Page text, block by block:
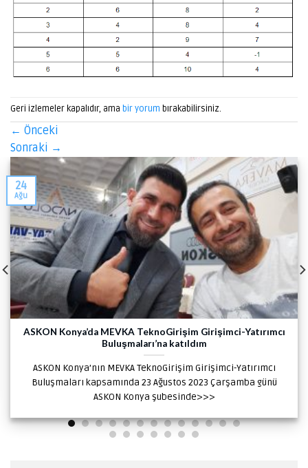
Geri izlemeler kapalıdır, ama bir yorum bırakabilirsiniz.
← Önceki
Sonraki →
ASKON Konya’da MEVKA TeknoGirişim Girişimci-Yatırımcı
Buluşmaları’na katıldım
ASKON Konya’nın MEVKA TeknoGirişim Girişimci-Yatırımcı
Buluşmaları kapsamında 23 Ağustos 2023 Çarşamba günü
ASKON Konya şubesinde>>>
24
Ağu